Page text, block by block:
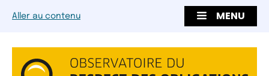
Aller au contenu MENU